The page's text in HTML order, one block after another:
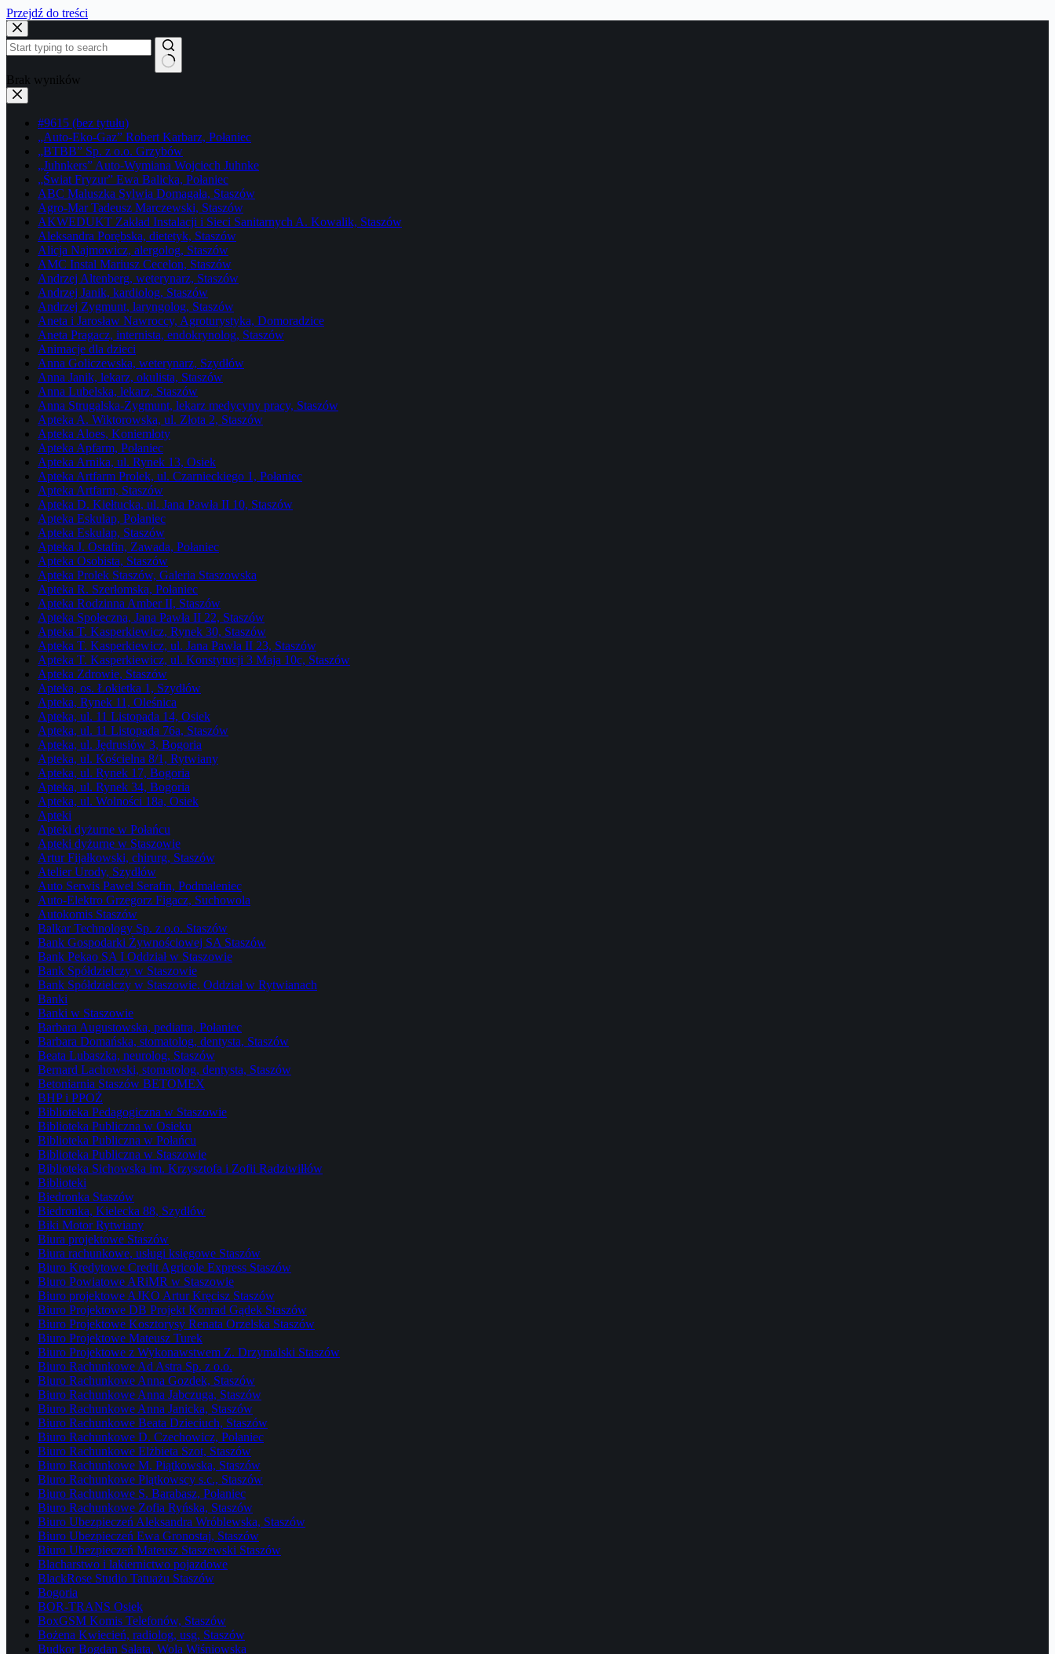
Przejdź do treści
Brak wyników
#9615 (bez tytułu)
„Auto-Eko-Gaz” Robert Karbarz, Połaniec
„BTBB” Sp. z o.o. Grzybów
„Juhnkers” Auto-Wymiana Wojciech Juhnke
„Świat Fryzur” Ewa Balicka, Połaniec
ABC Maluszka Sylwia Domagała, Staszów
Agro-Mar Tadeusz Marczewski, Staszów
AKWEDUKT Zakład Instalacji i Sieci Sanitarnych A. Kowalik, Staszów
Aleksandra Porębska, dietetyk, Staszów
Alicja Najmowicz, alergolog, Staszów
AMC Instal Mariusz Cecelon, Staszów
Andrzej Altenberg, weterynarz, Staszów
Andrzej Janik, kardiolog, Staszów
Andrzej Zygmunt, laryngolog, Staszów
Aneta i Jarosław Nawroccy, Agroturystyka, Domoradzice
Aneta Pragacz, internista, endokrynolog, Staszów
Animacje dla dzieci
Anna Goliczewska, weterynarz, Szydłów
Anna Janik, lekarz, okulista, Staszów
Anna Lubelska, lekarz, Staszów
Anna Strugalska-Zygmunt, lekarz medycyny pracy, Staszów
Apteka A. Wiktorowska, ul. Złota 2, Staszów
Apteka Aloes, Koniemłoty
Apteka Apfarm, Połaniec
Apteka Arnika, ul. Rynek 13, Osiek
Apteka Artfarm Prolek, ul. Czarnieckiego 1, Połaniec
Apteka Artfarm, Staszów
Apteka D. Kiełtucka, ul. Jana Pawła II 10, Staszów
Apteka Eskulap, Połaniec
Apteka Eskulap, Staszów
Apteka J. Ostafin, Zawada, Połaniec
Apteka Osobista, Staszów
Apteka Prolek Staszów, Galeria Staszowska
Apteka R. Szerłomska, Połaniec
Apteka Rodzinna Amber II, Staszów
Apteka Społeczna, Jana Pawła II 22, Staszów
Apteka T. Kasperkiewicz, Rynek 30, Staszów
Apteka T. Kasperkiewicz, ul. Jana Pawła II 23, Staszów
Apteka T. Kasperkiewicz, ul. Konstytucji 3 Maja 10c, Staszów
Apteka Zdrowie, Staszów
Apteka, os. Łokietka 1, Szydłów
Apteka, Rynek 11, Oleśnica
Apteka, ul. 11 Listopada 14, Osiek
Apteka, ul. 11 Listopada 76a, Staszów
Apteka, ul. Jędrusiów 3, Bogoria
Apteka, ul. Kościelna 8/1, Rytwiany
Apteka, ul. Rynek 17, Bogoria
Apteka, ul. Rynek 34, Bogoria
Apteka, ul. Wolności 18a, Osiek
Apteki
Apteki dyżurne w Połańcu
Apteki dyżurne w Staszowie
Artur Fijałkowski, chirurg, Staszów
Atelier Urody, Szydłów
Auto Serwis Paweł Serafin, Podmaleniec
Auto-Elektro Grzegorz Figacz, Suchowola
Autokomis Staszów
Balkar Technology Sp. z o.o. Staszów
Bank Gospodarki Żywnościowej SA Staszów
Bank Pekao SA I Oddział w Staszowie
Bank Spółdzielczy w Staszowie
Bank Spółdzielczy w Staszowie. Oddział w Rytwianach
Banki
Banki w Staszowie
Barbara Augustowska, pediatra, Połaniec
Barbara Domańska, stomatolog, dentysta, Staszów
Beata Lubaszka, neurolog, Staszów
Bernard Lachowski, stomatolog, dentysta, Staszów
Betoniarnia Staszów BETOMEX
BHP i PPOŻ
Biblioteka Pedagogiczna w Staszowie
Biblioteka Publiczna w Osieku
Biblioteka Publiczna w Połańcu
Biblioteka Publiczna w Staszowie
Biblioteka Sichowska im. Krzysztofa i Zofii Radziwiłłów
Biblioteki
Biedronka Staszów
Biedronka, Kielecka 88, Szydłów
Biki Motor Rytwiany
Biura projektowe Staszów
Biura rachunkowe, usługi księgowe Staszów
Biuro Kredytowe Credit Agricole Express Staszów
Biuro Powiatowe ARiMR w Staszowie
Biuro projektowe AJKO Artur Kręcisz Staszów
Biuro Projektowe DB Projekt Konrad Gądek Staszów
Biuro Projektowe Kosztorysy Renata Orzelska Staszów
Biuro Projektowe Mateusz Turek
Biuro Projektowe z Wykonawstwem Z. Drzymalski Staszów
Biuro Rachunkowe Ad Astra Sp. z o.o.
Biuro Rachunkowe Anna Gozdek, Staszów
Biuro Rachunkowe Anna Jabczuga, Staszów
Biuro Rachunkowe Anna Janicka, Staszów
Biuro Rachunkowe Beata Dzieciuch, Staszów
Biuro Rachunkowe D. Czechowicz, Połaniec
Biuro Rachunkowe Elżbieta Szot, Staszów
Biuro Rachunkowe M. Piątkowska, Staszów
Biuro Rachunkowe Piątkowscy s.c., Staszów
Biuro Rachunkowe S. Barabasz, Połaniec
Biuro Rachunkowe Zofia Ryńska, Staszów
Biuro Ubezpieczeń Aleksandra Wróblewska, Staszów
Biuro Ubezpieczeń Ewa Gronostaj, Staszów
Biuro Ubezpieczeń Mateusz Staszewski Staszów
Blacharstwo i lakiernictwo pojazdowe
BlackRose Studio Tatuażu Staszów
Bogoria
BOR-TRANS Osiek
BoxGSM Komis Telefonów, Staszów
Bożena Kwiecień, radiolog, usg, Staszów
Budkor Bogdan Sałata, Wola Wiśniowska